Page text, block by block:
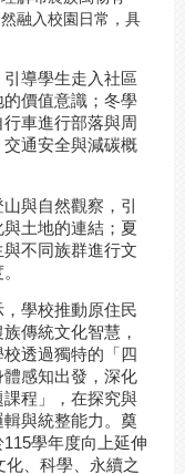
融入校園日常，具
導學生走入社區
價值意識；冬學
車進行部落與周
通安全與減碳概
與自然觀察，引
土地的連結；夏
不同族群進行文
學校推動原住民
傳統文化智慧，
透過獨特的「四
感知出發，深化
程」，在探究與
與統整能力。奠
學年度向上延伸
、科學、永續之